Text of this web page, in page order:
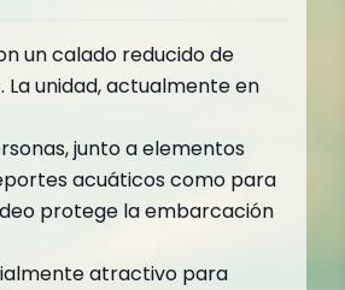
un calado reducido de
unidad, actualmente en
junto a elementos
acuáticos como para
protege la embarcación
atractivo para